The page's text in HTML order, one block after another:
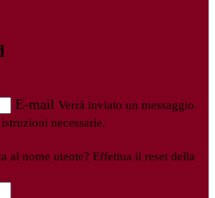
E-mail Verrà inviato un messaggio
necessarie.
al nome utente? Effettua il reset della